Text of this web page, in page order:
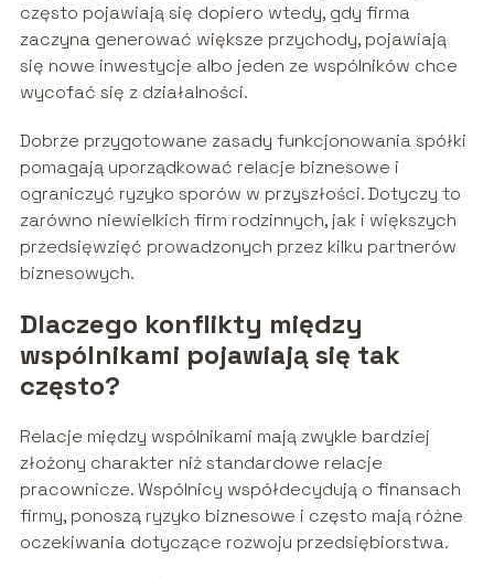
często pojawiają się dopiero wtedy, gdy firma
zaczyna generować większe przychody, pojawiają
się nowe inwestycje albo jeden ze wspólników chce
wycofać się z działalności.
Dobrze przygotowane zasady funkcjonowania spółki
pomagają uporządkować relacje biznesowe i
ograniczyć ryzyko sporów w przyszłości. Dotyczy to
zarówno niewielkich firm rodzinnych, jak i większych
przedsięwzięć prowadzonych przez kilku partnerów
biznesowych.
Dlaczego konflikty między
wspólnikami pojawiają się tak
często?
Relacje między wspólnikami mają zwykle bardziej
złożony charakter niż standardowe relacje
pracownicze. Wspólnicy współdecydują o finansach
firmy, ponoszą ryzyko biznesowe i często mają różne
oczekiwania dotyczące rozwoju przedsiębiorstwa.